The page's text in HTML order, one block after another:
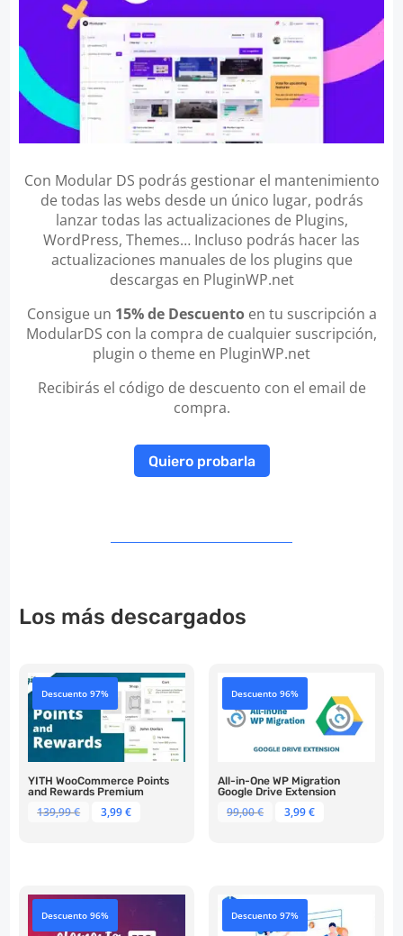
Con Modular DS podrás gestionar el mantenimiento
de todas las webs desde un único lugar, podrás
lanzar todas las actualizaciones de Plugins,
WordPress, Themes… Incluso podrás hacer las
actualizaciones manuales de los plugins que
descargas en PluginWP.net
Consigue un 15% de Descuentoen tu suscripción a
ModularDS con la compra de cualquier suscripción,
plugin o theme en PluginWP.net
Recibirás el código de descuento con el email de
compra.
Quiero probarla
Los más descargados
Descuento 97%
YITH WooCommerce Points
and Rewards Premium
139,99€ 3,99€
Descuento 96%
All-in-One WP Migration
Google Drive Extension
99,00€ 3,99€
Descuento 96% Descuento 97%